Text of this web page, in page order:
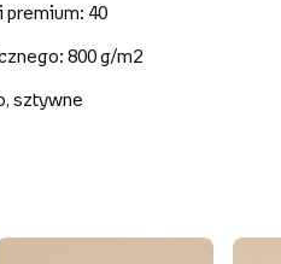
premium: 40
800 g/m2
sztywne